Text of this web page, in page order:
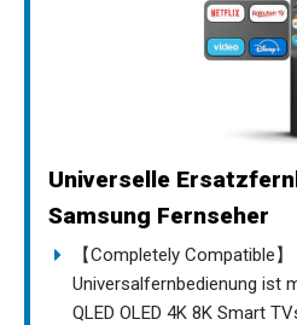
Universelle
Samsung Fernseher
【Completely Compatible
Universalfernbedienung ist
QLED OLED 4K 8K Smart